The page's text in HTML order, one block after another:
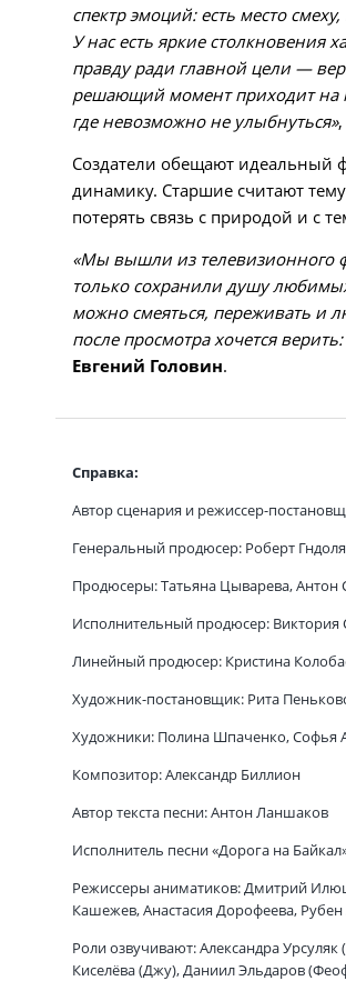
спектр эмоций: есть место
У нас есть яркие столкновения
правду ради главной цели —
решающий момент приходит на
где невозможно не улыбнуться»
Создатели обещают идеальный
динамику. Старшие считают
потерять связь с природой и с
«Мы вышли из телевизионного
только сохранили душу
можно смеяться, переживать и
после просмотра хочется
Евгений Головин.
Справка:
Автор сценария и режиссер-
Генеральный продюсер: Роберт
Продюсеры: Татьяна Цыварева, Антон
Исполнительный продюсер: Виктория
Линейный продюсер: Кристина
Художник-постановщик: Рита
Художники: Полина Шпаченко, Софья
Композитор: Александр Биллион
Автор текста песни: Антон Ланшаков
Исполнитель песни «Дорога на
Режиссеры аниматиков: Дмитрий
Кашежев, Анастасия Дорофеева,
Роли озвучивают: Александра
Киселёва (Джу), Даниил Эльдаров